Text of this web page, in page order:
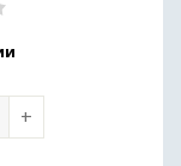
+